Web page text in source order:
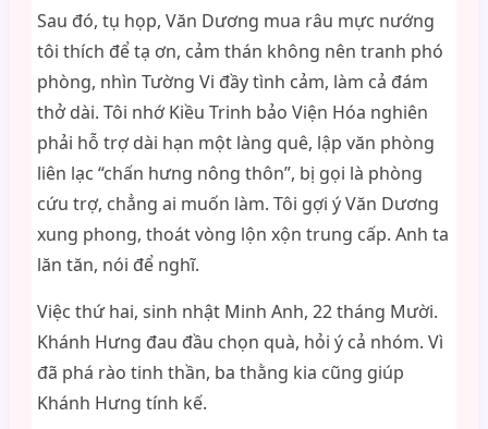
Sau đó, tụ họp, Văn Dương mua râu mực nướng
tôi thích để tạ ơn, cảm thán không nên tranh phó
phòng, nhìn Tường Vi đầy tình cảm, làm cả đám
thở dài. Tôi nhớ Kiều Trinh bảo Viện Hóa nghiên
phải hỗ trợ dài hạn một làng quê, lập văn phòng
liên lạc “chấn hưng nông thôn”, bị gọi là phòng
cứu trợ, chẳng ai muốn làm. Tôi gợi ý Văn Dương
xung phong, thoát vòng lộn xộn trung cấp. Anh ta
lăn tăn, nói để nghĩ.
Việc thứ hai, sinh nhật Minh Anh, 22 tháng Mười.
Khánh Hưng đau đầu chọn quà, hỏi ý cả nhóm. Vì
đã phá rào tinh thần, ba thằng kia cũng giúp
Khánh Hưng tính kế.